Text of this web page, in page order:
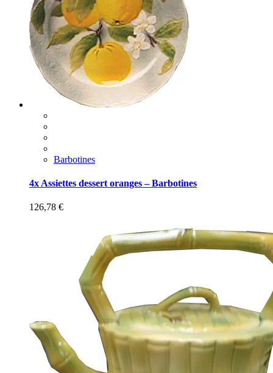
Barbotines
4x Assiettes dessert oranges – Barbotines
126,78 €